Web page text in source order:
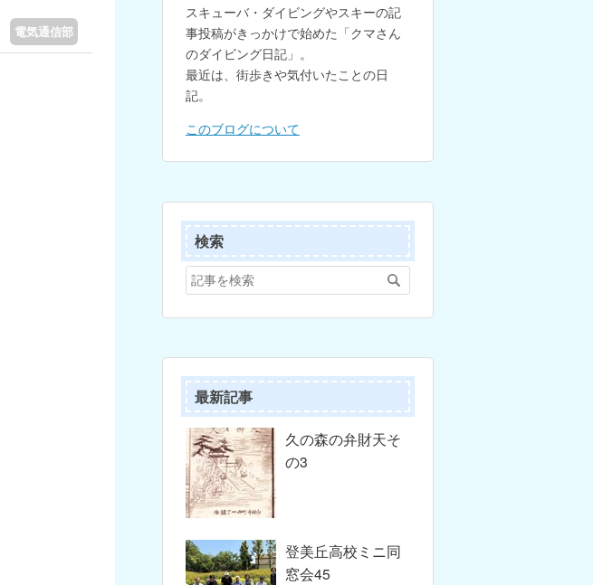
電気通信部
スキューバ・ダイビングやスキーの記
事投稿がきっかけで始めた「クマさん
のダイビング日記」。
最近は、街歩きや気付いたことの日
記。
このブログについて
検索
最新記事
久の森の弁財天そ
の3
登美丘高校ミニ同
窓会45